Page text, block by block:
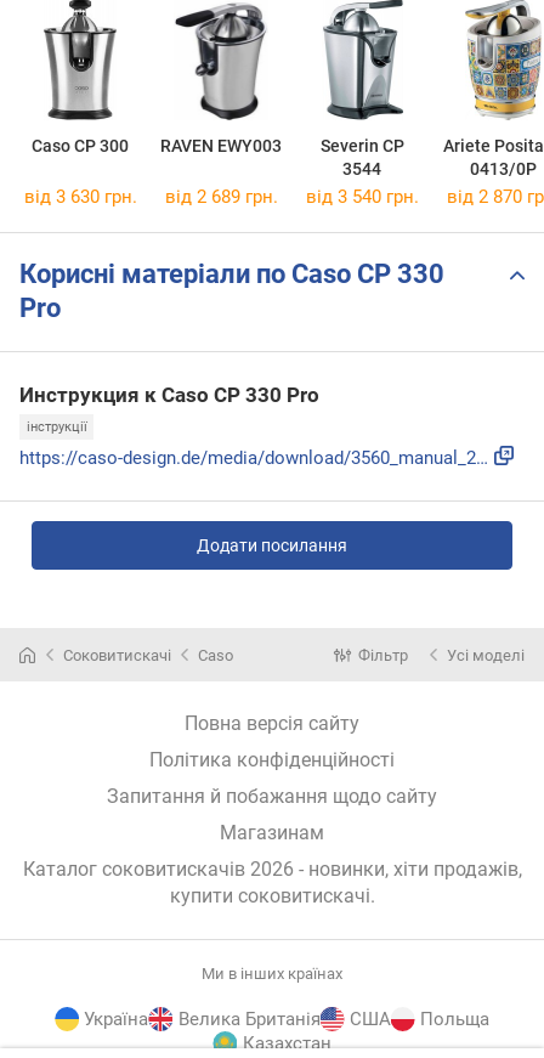
Caso CP 300 RAVEN EWY003
Severin CP
3544
Ariete
0413/0P
від 3 630 грн. від 2 689 грн. від 3 540 грн. від 2 870
Корисні матеріали по Caso CP 330
Pro
Инструкция к Caso CP 330 Pro
інструкції
https://caso-design.de/media/download/3560_manual_20200317....
Додати посилання
Соковитискачі Caso Фільтр Усі моделі
Повна версія сайту
Політика конфіденційності
Запитання й побажання щодо сайту
Магазинам
Каталог соковитискачів 2026 - новинки, хіти продажів,
купити соковитискачі.
Ми в інших країнах
Україна Велика Британія США
Польща
Казахстан